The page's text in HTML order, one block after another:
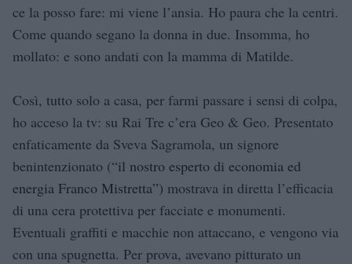
ce la posso fare: mi viene l’ansia. Ho paura che la centri.
Come quando segano la donna in due. Insomma, ho
mollato: e sono andati con la mamma di Matilde.
Così, tutto solo a casa, per farmi passare i sensi di colpa,
ho acceso la tv: su Rai Tre c’era Geo & Geo. Presentato
enfaticamente da Sveva Sagramola, un signore
benintenzionato (“il nostro esperto di economia ed
energia Franco Mistretta”) mostrava in diretta l’efficacia
di una cera protettiva per facciate e monumenti.
Eventuali graffiti e macchie non attaccano, e vengono via
con una spugnetta. Per prova, avevano pitturato un